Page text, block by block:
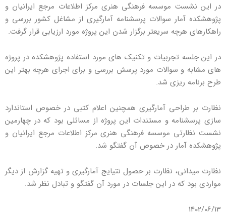
در این نشست موسسه فرهنگی هنری مرکز اطلاعات مرجع ایرانیان و
پژوهشکده آمار سوالات پرسشنامه آمارگیری از مشاغل کشور بررسی و
راهکارهای هرچه سریعتر برگزار شدن این پروژه مورد ارزیابی قرار گرفت.
در این جلسه تجربیات و تکنیک های مورد استفاده پژوهشکده در پروژه
های مشابه و سوالات مورد پرسش بررسی و برای اجرای هرچه بهتر این
طرح برنامه ریزی شد.
نظارت بر طراحی آمارگیری همچنین اعلام کتبی در خصوص استاندارد
سازی پرسشنامه و مستندات این پروژه از مسائلی بود که در چهارمین
نشست نظارتی موسسه فرهنگی هنری مرکز اطلاعات مرجع ایرانیان و
پژوهشکده آمار در خصوص آن گفتگو شد.
نظارت میدانی، نظارت بر حصول نتیایج آمارگیری و تهیه گزارش از دیگر
مواردی بود که در این جلسات در مورد آن گفتگو و تبادل نظر شد.
1402/06/13